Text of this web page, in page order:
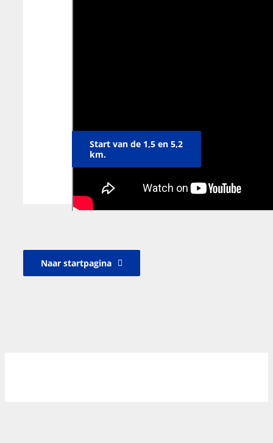
Start van de 1,5 en 5,2
km.
Naar startpagina